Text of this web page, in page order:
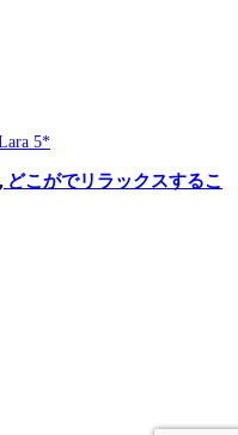
こがでリラックスするこ